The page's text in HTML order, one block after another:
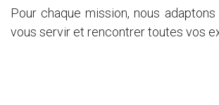
Pour chaque mission, nous
vous servir et rencontrer toutes vos